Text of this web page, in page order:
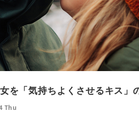
を「気持ちよくさせるキス」
Thu